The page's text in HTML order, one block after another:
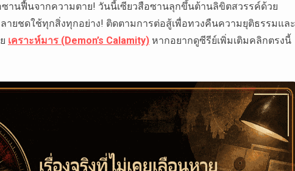
อซานฟื้นจากความตาย! วันนี้เซียวสือซานลุกขึ้นต้านลิขิตสวรรค์ด้วย
ยชดใช้ทุกสิ่งทุกอย่าง! ติดตามการต่อสู้เพื่อทวงคืนความยุติธรรมและ
เคราะห์มาร (Demon’s Calamity) หากอยากดูซีรีย์เพิ่มเติมคลิกตรงนี้